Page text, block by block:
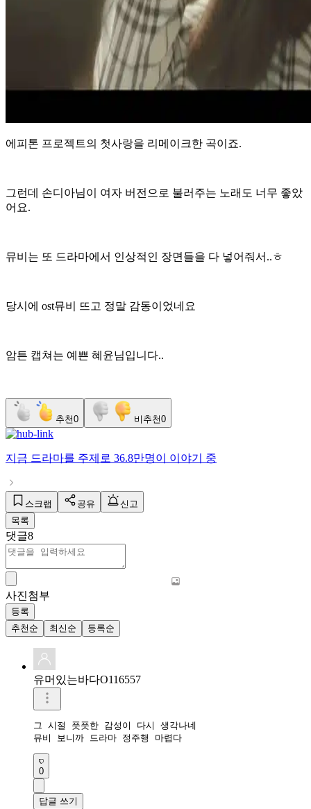
에피톤 프로젝트의 첫사랑을 리메이크한 곡이죠.
그런데 손디아님이 여자 버전으로 불러주는 노래도 너무 좋았
어요.
뮤비는 또 드라마에서 인상적인 장면들을 다 넣어줘서..ㅎ
당시에 ost뮤비 뜨고 정말 감동이었네요
암튼 캡쳐는 예쁜 혜윤님입니다..
추천0 비추천0
지금 드라마를 주제로 36.8만명이 이야기 중
스크랩 공유
신고
목록
댓글8
사진첨부
등록
추천순
최신순 등록순
유머있는바다O116557
그 시절 풋풋한 감성이 다시 생각나네
뮤비 보니까 드라마 정주행 마렵다
0
답글 쓰기